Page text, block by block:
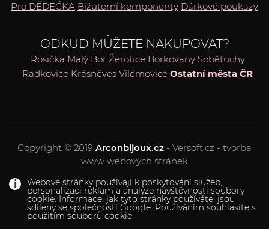
Webové stránky používají k poskytování služeb,
personalizaci reklam a analýze návštěvnosti soubory
cookie. Informace, jak tyto stránky používáte, jsou
sdíleny se společností Google. Používáním souhlasíte s
použitím souborů cookie.
Pro DĚDEČKA Bižuterní komponenty Dárkové poukazy
ODKUD MŮŽETE NAKUPOVAT?
Rosička Malý Bor Žerotice Borkovany Sobětuchy
Radkovice Krásněves Vilémovice Ostatní města ČR
Copyright © 2019 Arconbijoux.cz - Versoft.cz - tvorba
www webových stránek